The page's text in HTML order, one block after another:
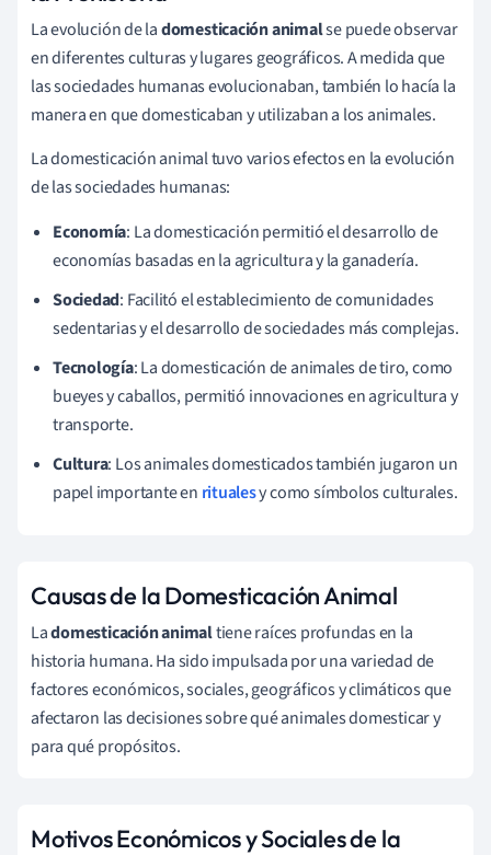
La evolución de ladomesticación animalse puede observar
en diferentes culturas y lugares geográficos. A medida que
las sociedades humanas evolucionaban, también lo hacía la
manera en que domesticaban y utilizaban a los animales.
La domesticación animal tuvo varios efectos en la evolución
de las sociedades humanas:
Economía: La domesticación permitió el desarrollo de
economías basadas en la agricultura y la ganadería.
Sociedad: Facilitó el establecimiento de comunidades
sedentarias y el desarrollo de sociedades más complejas.
Tecnología: La domesticación de animales de tiro, como
bueyes y caballos, permitió innovaciones en agricultura y
transporte.
Cultura: Los animales domesticados también jugaron un
papel importante en ritualesy como símbolos culturales.
Causas de la Domesticación Animal
Ladomesticación animaltiene raíces profundas en la
historia humana. Ha sido impulsada por una variedad de
factores económicos, sociales, geográficos y climáticos que
afectaron las decisiones sobre qué animales domesticar y
para qué propósitos.
Motivos Económicos y Sociales de la